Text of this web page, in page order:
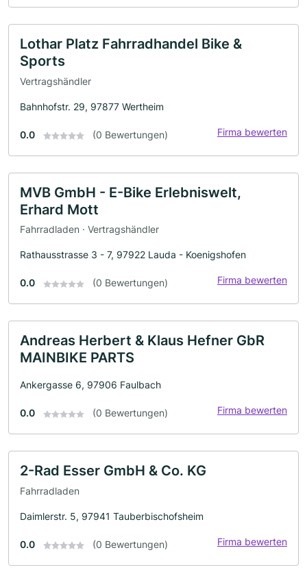
Lothar Platz Fahrradhandel Bike &
Sports
Vertragshändler
Bahnhofstr. 29, 97877 Wertheim
0.0 (0 Bewertungen) Firma bewerten
MVB GmbH - E-Bike Erlebniswelt,
Erhard Mott
Fahrradladen · Vertragshändler
Rathausstrasse 3 - 7, 97922 Lauda - Koenigshofen
0.0 (0 Bewertungen) Firma bewerten
Andreas Herbert & Klaus Hefner GbR
MAINBIKE PARTS
Ankergasse 6, 97906 Faulbach
0.0 (0 Bewertungen) Firma bewerten
2-Rad Esser GmbH & Co. KG
Fahrradladen
Daimlerstr. 5, 97941 Tauberbischofsheim
0.0 (0 Bewertungen) Firma bewerten